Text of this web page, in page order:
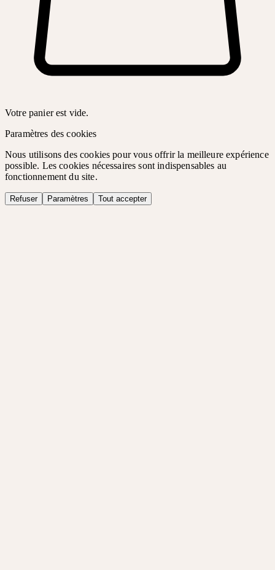
Votre panier est vide.
Paramètres des cookies
Nous utilisons des cookies pour vous offrir la meilleure expérience
possible. Les cookies nécessaires sont indispensables au
fonctionnement du site.
Refuser Paramètres Tout accepter